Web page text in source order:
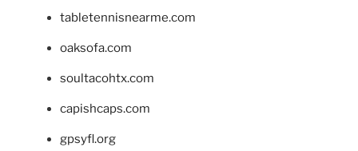
tabletennisnearme.com
oaksofa.com
soultacohtx.com
capishcaps.com
gpsyfl.org